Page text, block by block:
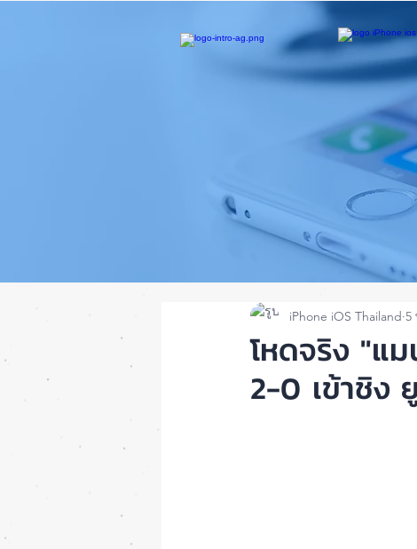
โหดจริง "แ
2-0 เข้าชิง
iPhone iOS Thailand 5